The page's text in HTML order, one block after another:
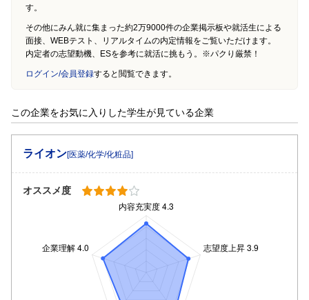
す。
その他にみん就に集まった約2万9000件の企業掲示板や就活生による
面接、WEBテスト、リアルタイムの内定情報をご覧いただけます。
内定者の志望動機、ESを参考に就活に挑もう。※パクり厳禁！
ログイン/会員登録すると閲覧できます。
この企業をお気に入りした学生が見ている企業
ライオン[医薬/化学/化粧品]
オススメ度